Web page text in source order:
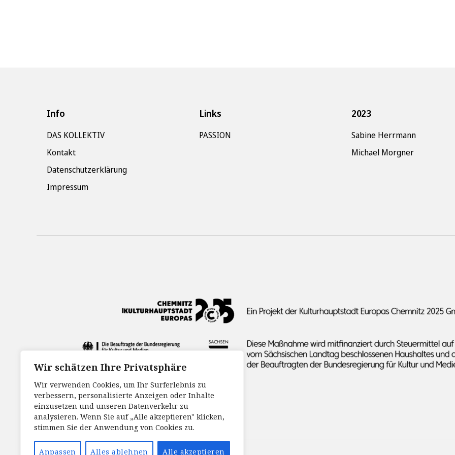
Wir schätzen Ihre Privatsphäre
Wir verwenden Cookies, um Ihr Surferlebnis zu
verbessern, personalisierte Anzeigen oder Inhalte
einzusetzen und unseren Datenverkehr zu
analysieren. Wenn Sie auf „Alle akzeptieren" klicken,
stimmen Sie der Anwendung von Cookies zu.
Anpassen Alles ablehnen Alle akzeptieren
Info
DAS KOLLEKTIV
Kontakt
Datenschutzerklärung
Impressum
Links
PASSION
2023
Sabine Herrmann
Michael Morgner